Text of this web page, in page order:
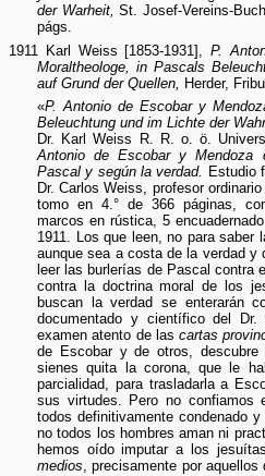
der Warheit, St. Josef-Vereins-
págs.
1911 Karl Weiss [1853-1931], P.
Moraltheologe, in Pascals
auf Grund der Quellen,
Herder,
«P. Antonio de Escobar y
Beleuchtung und im Lichte der
Dr. Karl Weiss R. R. o. ö.
Antonio de Escobar y Mendoza
Pascal y según la verdad. Estudio
Dr. Carlos Weiss, profesor
tomo en 4.° de 366 páginas,
marcos en rústica, 5
1911. Los que leen, no para saber
aunque sea a costa de la verdad y
leer las burlerías de Pascal contra
contra la doctrina moral de los
buscan la verdad se enterarán
documentado y científico del
examen atento de lascartas
de Escobar y de otros,
sienes quita la corona, que le
parcialidad, para trasladarla a
sus virtudes. Pero no confiamos
todos definitivamente condenado
no todos los hombres aman ni
hemos oído imputar a los
medios, precisamente por